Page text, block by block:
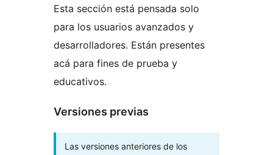
Esta sección está pensada solo
para los usuarios avanzados y
desarrolladores. Están presentes
acá para fines de prueba y
educativos.
Versiones previas
Las versiones anteriores de los